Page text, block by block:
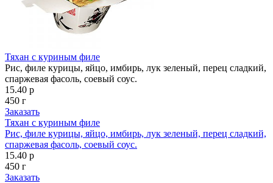
Тяхан с куриным филе
Рис, филе курицы, яйцо, имбирь, лук зеленый, перец сладкий,
спаржевая фасоль, соевый соус.
15.40 р
450 г
Заказать
Тяхан с куриным филе
Рис, филе курицы, яйцо, имбирь, лук зеленый, перец сладкий,
спаржевая фасоль, соевый соус.
15.40 р
450 г
Заказать